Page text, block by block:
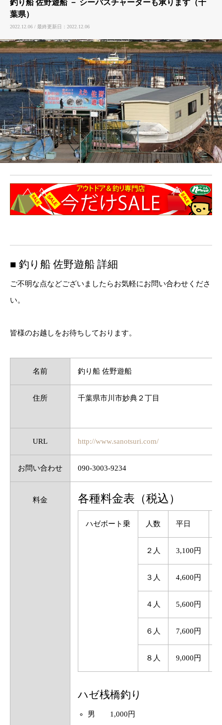
釣り船 佐野遊船 － シーバスチャーターも承ります（千
葉県）
2022.12.06 / 最終更新日：2022.12.06
■ 釣り船 佐野遊船 詳細
ご不明な点などございましたらお気軽にお問い合わせくださ
い。
皆様のお越しをお待ちしております。
名前 釣り船 佐野遊船
住所 千葉県市川市妙典２丁目
URL http://www.sanotsuri.com/
お問い合わせ 090-3003-9234
料金 各種料金表（税込）
ハゼボート乗 人数 平日
２人 3,100円
３人 4,600円
４人 5,600円
６人 7,600円
８人 9,000円
ハゼ桟橋釣り
男 1,000円